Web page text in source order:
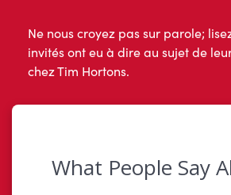
Ne nous croyez pas sur parole;
invités ont eu à dire au sujet de
chez Tim Hortons.